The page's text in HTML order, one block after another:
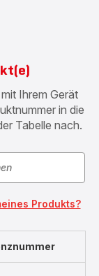
Ihrem Gerät
in die
Tabelle nach.
Produkts?